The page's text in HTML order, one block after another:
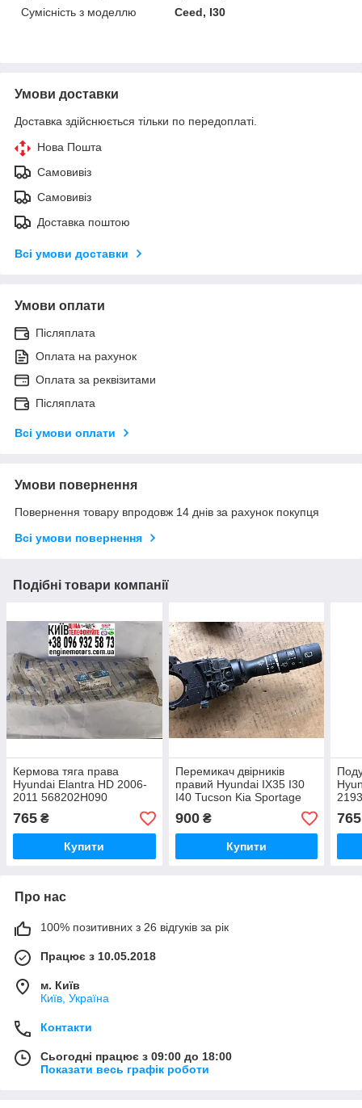
Сумісність з моделлю
Ceed, I30
Умови доставки
Доставка здійснюється тільки по передоплаті.
Нова Пошта
Самовивіз
Самовивіз
Доставка поштою
Всі умови доставки
Умови оплати
Післяплата
Оплата на рахунок
Оплата за реквізитами
Післяплата
Всі умови оплати
Умови повернення
Повернення товару впродовж 14 днів за рахунок покупця
Всі умови повернення
Подібні товари компанії
Кермова тяга права
Hyundai Elantra HD 2006-
2011 568202H090
765 ₴
Купити
Перемикач двірників
правий Hyundai IX35 I30
I40 Tucson Kia Sportage
Soul Ceed 934202K560
900₴
Купити
765
Про нас
100% позитивних з 26 відгуків за рік
Працює з 10.05.2018
м. Київ
Київ, Україна
Контакти
Сьогодні працює з 09:00 до 18:00
Показати весь графік роботи